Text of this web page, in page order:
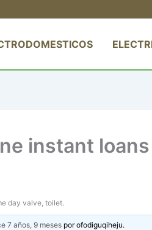
instant
day valve, toilet.
7 años, 9 meses porofodiguqiheju.